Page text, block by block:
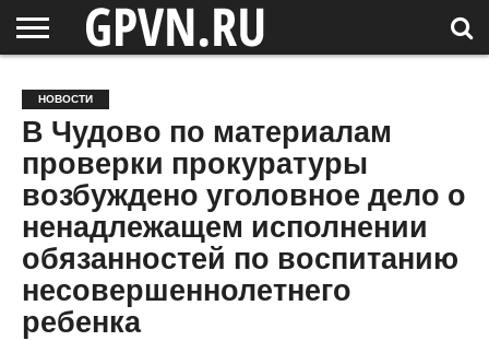
ОБЛАСТЬ
НОВОСТИ
СОСЕДЕЙ
РОССИЯ
/ МИР
СПЕЦПРОЕКТЫ
БЛОГ
СТАТЬИ
ФОТОРЕПОРТАЖИ
ИНТЕРВЬЮ
ОБЪЕКТЫ
ПОДБОРКИ
НОВОСТИ
В Чудово по материалам
проверки прокуратуры
возбуждено уголовное дело о
ненадлежащем исполнении
обязанностей по воспитанию
несовершеннолетнего
ребенка